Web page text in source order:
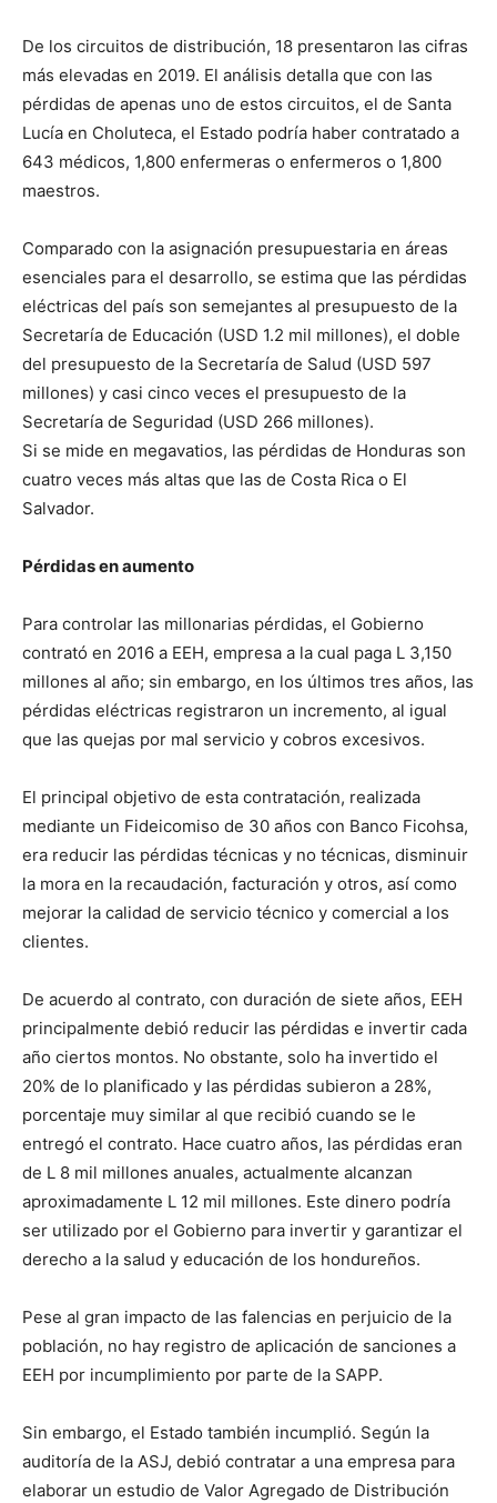
De los circuitos de distribución, 18 presentaron las cifras
más elevadas en 2019. El análisis detalla que con las
pérdidas de apenas uno de estos circuitos, el de Santa
Lucía en Choluteca, el Estado podría haber contratado a
643 médicos, 1,800 enfermeras o enfermeros o 1,800
maestros.
Comparado con la asignación presupuestaria en áreas
esenciales para el desarrollo, se estima que las pérdidas
eléctricas del país son semejantes al presupuesto de la
Secretaría de Educación (USD 1.2 mil millones), el doble
del presupuesto de la Secretaría de Salud (USD 597
millones) y casi cinco veces el presupuesto de la
Secretaría de Seguridad (USD 266 millones).
Si se mide en megavatios, las pérdidas de Honduras son
cuatro veces más altas que las de Costa Rica o El
Salvador.
Pérdidas en aumento
Para controlar las millonarias pérdidas, el Gobierno
contrató en 2016 a EEH, empresa a la cual paga L 3,150
millones al año; sin embargo, en los últimos tres años, las
pérdidas eléctricas registraron un incremento, al igual
que las quejas por mal servicio y cobros excesivos.
El principal objetivo de esta contratación, realizada
mediante un Fideicomiso de 30 años con Banco Ficohsa,
era reducir las pérdidas técnicas y no técnicas, disminuir
la mora en la recaudación, facturación y otros, así como
mejorar la calidad de servicio técnico y comercial a los
clientes.
De acuerdo al contrato, con duración de siete años, EEH
principalmente debió reducir las pérdidas e invertir cada
año ciertos montos. No obstante, solo ha invertido el
20% de lo planificado y las pérdidas subieron a 28%,
porcentaje muy similar al que recibió cuando se le
entregó el contrato. Hace cuatro años, las pérdidas eran
de L 8 mil millones anuales, actualmente alcanzan
aproximadamente L 12 mil millones. Este dinero podría
ser utilizado por el Gobierno para invertir y garantizar el
derecho a la salud y educación de los hondureños.
Pese al gran impacto de las falencias en perjuicio de la
población, no hay registro de aplicación de sanciones a
EEH por incumplimiento por parte de la SAPP.
Sin embargo, el Estado también incumplió. Según la
auditoría de la ASJ, debió contratar a una empresa para
elaborar un estudio de Valor Agregado de Distribución